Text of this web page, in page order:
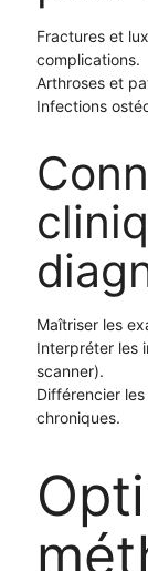
Fractures et
complications.
Arthroses et
Infections
Maîtriser les
Interpréter les
scanner).
Différencier
chroniques.